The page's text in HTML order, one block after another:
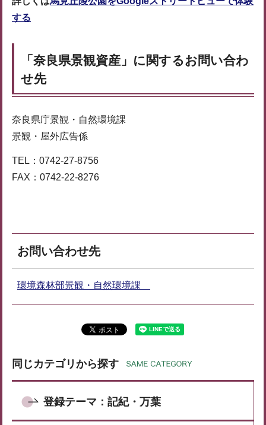
する
「奈良県景観資産」に関するお問い合わ
せ先
奈良県庁景観・自然環境課
景観・屋外広告係
TEL：0742-27-8756
FAX：0742-22-8276
お問い合わせ先
環境森林部景観・自然環境課
同じカテゴリから探す
登録テーマ：記紀・万葉